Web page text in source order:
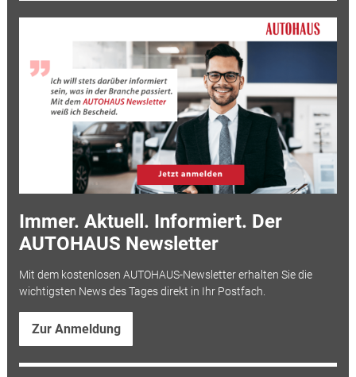
Immer. Aktuell. Informiert. Der
AUTOHAUS Newsletter
Mit dem kostenlosen AUTOHAUS-Newsletter erhalten Sie die
wichtigsten News des Tages direkt in Ihr Postfach.
Zur Anmeldung